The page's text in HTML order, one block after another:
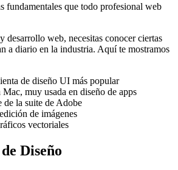
fundamentales que todo profesional web
desarrollo web, necesitas conocer ciertas
a diario en la industria. Aquí te mostramos
de diseño UI más popular
Mac, muy usada en diseño de apps
la suite de Adobe
de imágenes
vectoriales
Diseño